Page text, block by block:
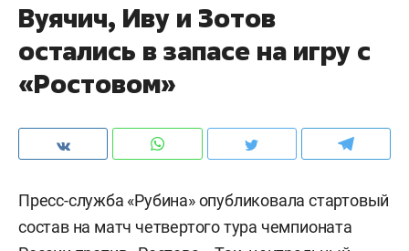
Вуячич, Иву и Зотов
остались в запасе на игру с
«Ростовом»
Пресс-служба «Рубина» опубликовала стартовый
состав на матч четвертого тура чемпионата